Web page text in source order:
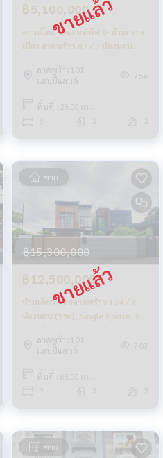
฿5,100,000
ทาวน์โฮม โฮมออฟฟิศ ✨ บ้านกลาง
เมือง ลาดพร้าว 87 / 3 ห้องนอน
(ขาย) Baan Klang Muang
Ladprao 87 / Townhome 3
Bedrooms (FOR SALE) NUB492
ลาดพร้าว101
แฮปปี้แลนด์
756
พื้นที่ : 28.00 ตร.ว.
ขาย
฿15,300,000
฿12,500,000
บ้านเดี่ยว ซอยลาดพร้าว 124 / 3
ห้องนอน (ขาย), Single house, Soi
Lat Phrao 124 / 3 Bedrooms
(FOR SALE) JANG177
ลาดพร้าว101
แฮปปี้แลนด์
707
พื้นที่ : 68.00 ตร.ว.
2
ขาย